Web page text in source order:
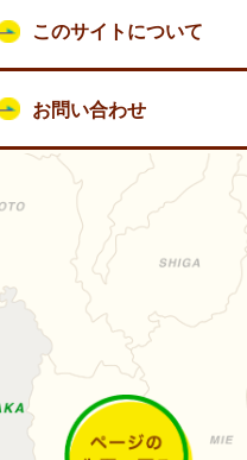
このサイトについて
お問い合わせ